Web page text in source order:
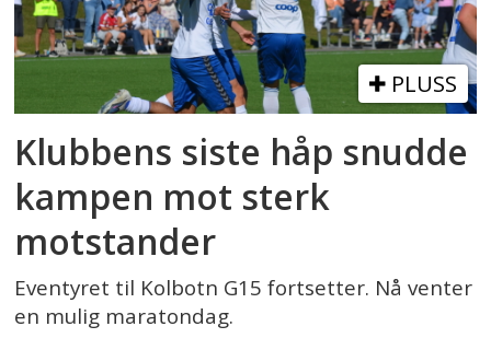
PLUSS
Klubbens siste håp snudde
kampen mot sterk
motstander
Eventyret til Kolbotn G15 fortsetter. Nå venter
en mulig maratondag.